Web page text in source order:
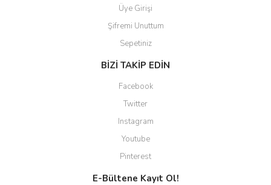
Üye Girişi
Şifremi Unuttum
Sepetiniz
BİZİ TAKİP EDİN
Facebook
Twitter
Instagram
Youtube
Pinterest
E-Bültene Kayıt Ol!